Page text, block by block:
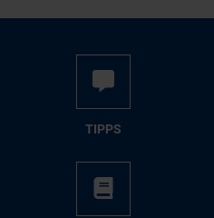
TIPPS